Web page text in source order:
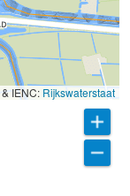
IENC: Rijkswaterstaat